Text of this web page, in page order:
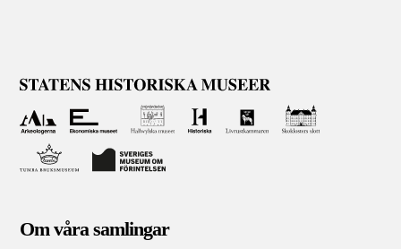
Om våra samlingar